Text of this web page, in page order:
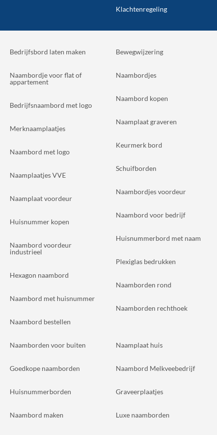
Klachtenregeling
Bedrijfsbord laten maken
Naambordje voor flat of
appartement
Bedrijfsnaambord met logo
Merknaamplaatjes
Naambord met logo
Naamplaatjes VVE
Naamplaat voordeur
Huisnummer kopen
Naambord voordeur
industrieel
Hexagon naambord
Naambord met huisnummer
Naambord bestellen
Bewegwijzering
Naambordjes
Naambord kopen
Naamplaat graveren
Keurmerk bord
Schuifborden
Naambordjes voordeur
Naambord voor bedrijf
Huisnummerbord met naam
Plexiglas bedrukken
Naamborden rond
Naamborden rechthoek
Naamborden voor buiten
Goedkope naamborden
Huisnummerborden
Naambord maken
Naamplaat huis
Naambord Melkveebedrijf
Graveerplaatjes
Luxe naamborden